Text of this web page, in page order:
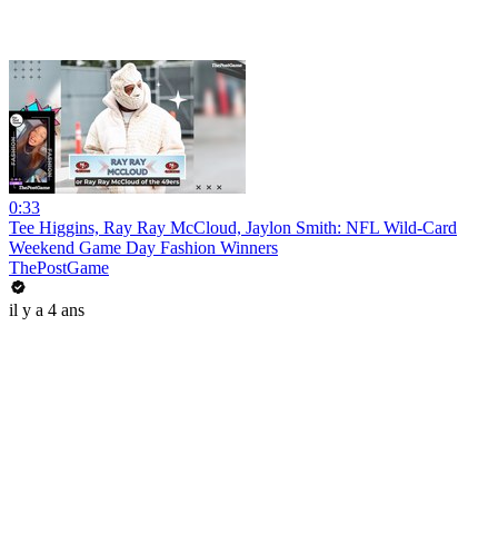
0:33
Tee Higgins, Ray Ray McCloud, Jaylon Smith: NFL Wild-Card
Weekend Game Day Fashion Winners
ThePostGame
il y a 4 ans